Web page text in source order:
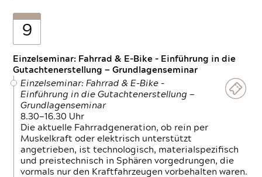
9
Einzelseminar: Fahrrad & E-Bike - Einführung in die
Gutachtenerstellung — Grundlagenseminar
Einzelseminar: Fahrrad & E-Bike -
Einführung in die Gutachtenerstellung —
Grundlagenseminar
8.30—16.30 Uhr
Die aktuelle Fahrradgeneration, ob rein per
Muskelkraft oder elektrisch unterstützt
angetrieben, ist technologisch, materialspezifisch
und preistechnisch in Sphären vorgedrungen, die
vormals nur den Kraftfahrzeugen vorbehalten waren.